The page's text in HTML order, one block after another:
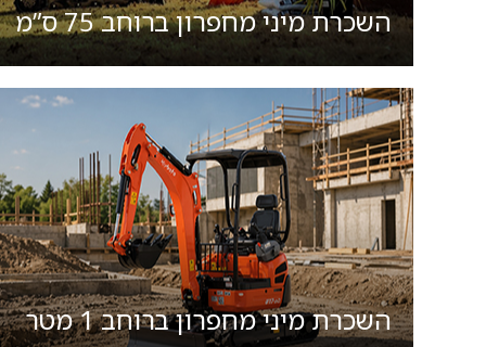
השכרת מיני מחפרון ברוחב 75 ס”מ
השכרת מיני מחפרון ברוחב 1 מטר